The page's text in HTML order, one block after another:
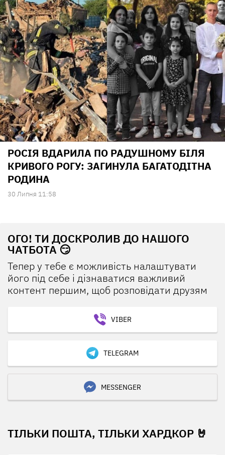
РОСІЯ ВДАРИЛА ПО РАДУШНОМУ БІЛЯ
КРИВОГО РОГУ: ЗАГИНУЛА БАГАТОДІТНА
РОДИНА
30 Липня 11:58
ОГО! ТИ ДОСКРОЛИВ ДО НАШОГО
ЧАТБОТА 😏
Тепер у тебе є можливість налаштувати
його під себе і дізнаватися важливий
контент першим, щоб розповідати друзям
VIBER
TELEGRAM
MESSENGER
ТІЛЬКИ ПОШТА, ТІЛЬКИ ХАРДКОР 🤘